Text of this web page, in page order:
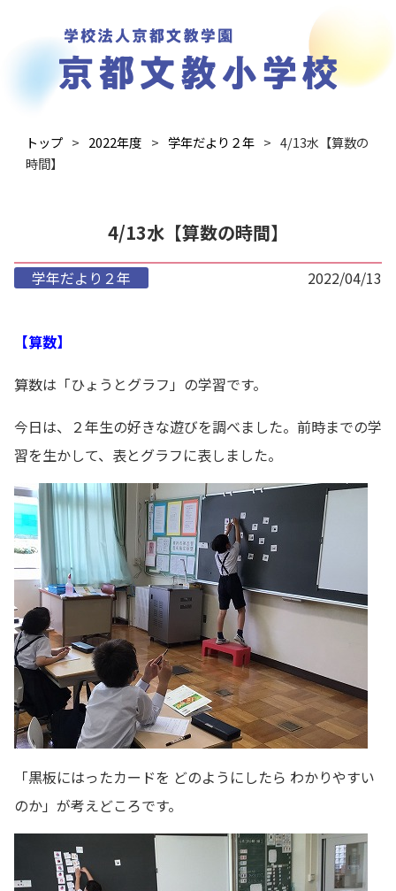
トップ 2022年度 学年だより２年
4/13水【算数の
時間】
4/13水【算数の時間】
学年だより２年 2022/04/13
【算数】
算数は「ひょうとグラフ」の学習です。
今日は、２年生の好きな遊びを調べました。前時までの学
習を生かして、表とグラフに表しました。
「黒板にはったカードを どのようにしたら わかりやすい
のか」が考えどころです。